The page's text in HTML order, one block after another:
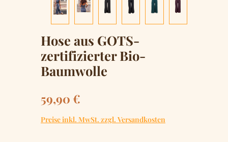
Hose aus GOTS-
zertifizierter Bio-
Baumwolle
Regulärer Preis:
59,90 €
Preise inkl. MwSt. zzgl. Versandkosten